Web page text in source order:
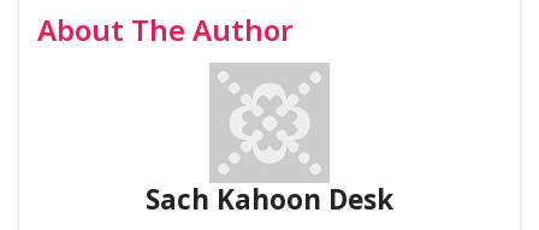
About The Author
Sach Kahoon Desk